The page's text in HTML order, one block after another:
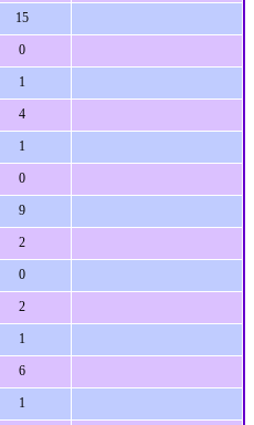
15
0
1
4
1
0
9
2
0
2
1
6
1